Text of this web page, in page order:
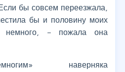
бы совсем переезжала,
бы и половину моих
немного, – пожала она
наверняка